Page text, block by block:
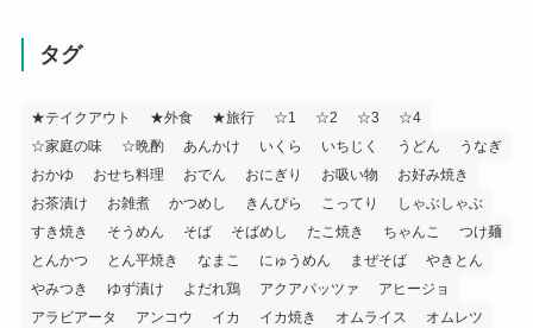
タグ
★テイクアウト ★外食 ★旅行 ☆1 ☆2 ☆3
☆4
☆家庭の味
☆晩酌 あんかけ いくら いちじく うどん
うなぎ
おかゆ
おせち料理 おでん おにぎり お吸い物
お好み焼き
お茶漬け
お雑煮 かつめし きんぴら こってり
しゃぶしゃぶ
すき焼き
そうめん そば そばめし たこ焼き ちゃんこ
つけ麺
とんかつ
とん平焼き なまこ にゅうめん まぜそば
やきとん
やみつき
ゆず漬け よだれ鶏 アクアパッツァ
アヒージョ
アラビアータ
アンコウ イカ イカ焼き オムライス
オムレツ